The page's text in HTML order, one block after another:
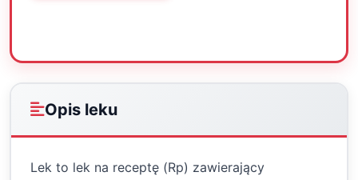
Opis leku
Lek to lek na receptę (Rp) zawierający